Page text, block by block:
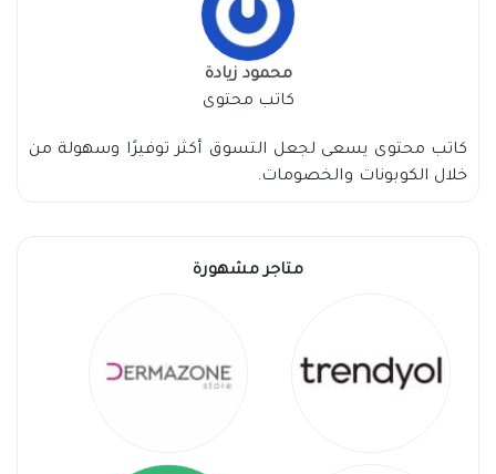
محمود زيادة
كاتب محتوى
كاتب محتوى يسعى لجعل التسوق أكثر توفيرًا وسهولة من
خلال الكوبونات والخصومات.
متاجر مشهورة